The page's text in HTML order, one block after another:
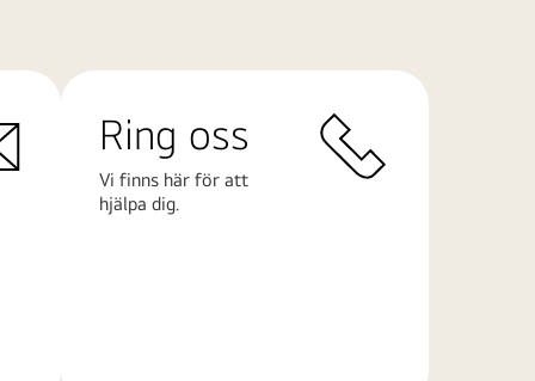
Ring oss
Vi finns här för att
hjälpa dig.